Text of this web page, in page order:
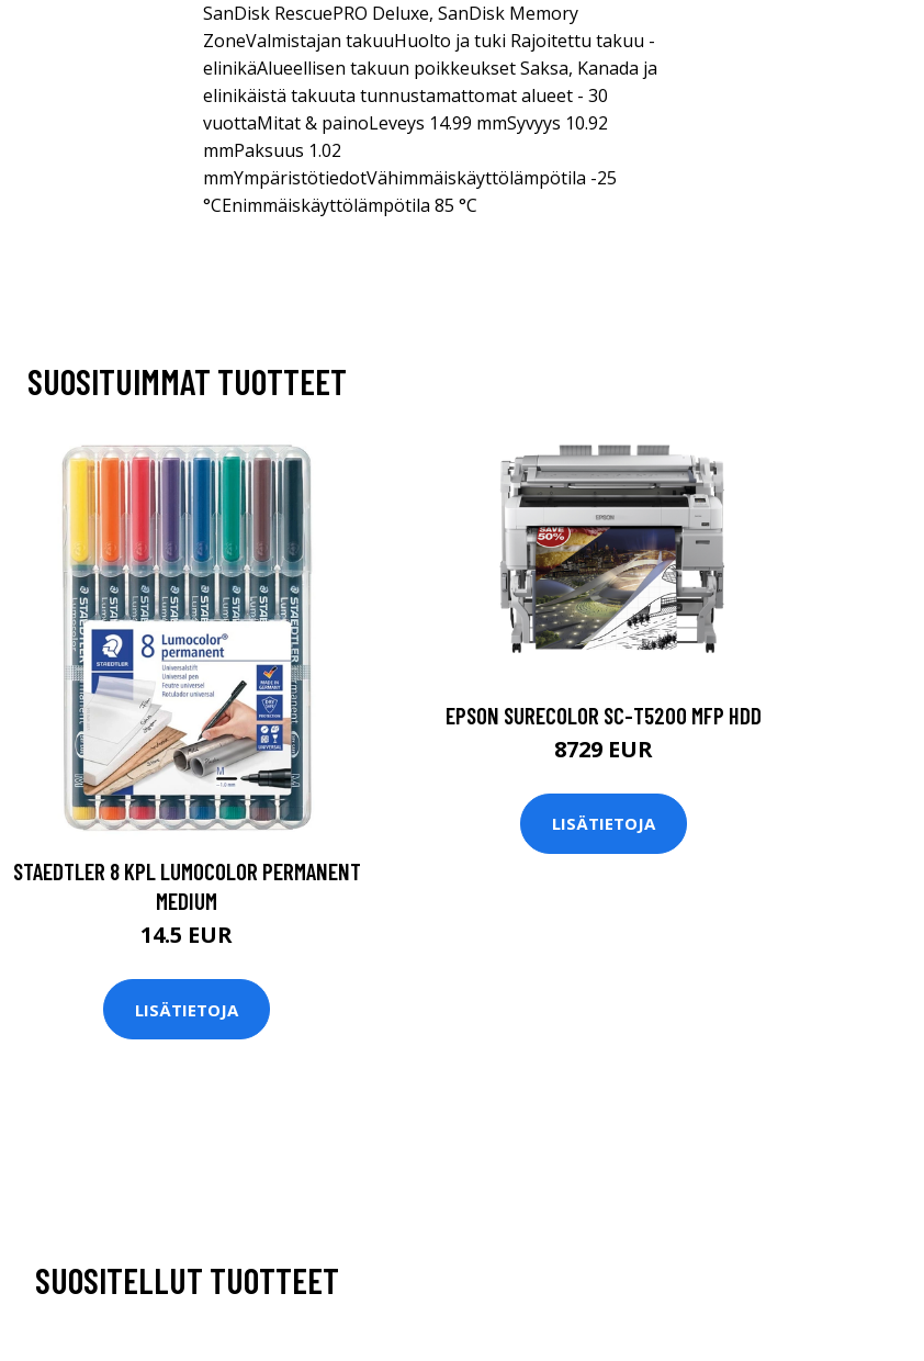
SanDisk RescuePRO Deluxe, SanDisk Memory
ZoneValmistajan takuuHuolto ja tuki Rajoitettu takuu -
elinikäAlueellisen takuun poikkeukset Saksa, Kanada ja
elinikäistä takuuta tunnustamattomat alueet - 30
vuottaMitat & painoLeveys 14.99 mmSyvyys 10.92
mmPaksuus 1.02
mmYmpäristötiedotVähimmäiskäyttölämpötila -25
°CEnimmäiskäyttölämpötila 85 °C
SUOSITUIMMAT TUOTTEET
STAEDTLER 8 KPL LUMOCOLOR PERMANENT
MEDIUM
14.5 EUR
LISÄTIETOJA
EPSON SURECOLOR SC-T5200 MFP HDD
8729 EUR
LISÄTIETOJA
SUOSITELLUT TUOTTEET